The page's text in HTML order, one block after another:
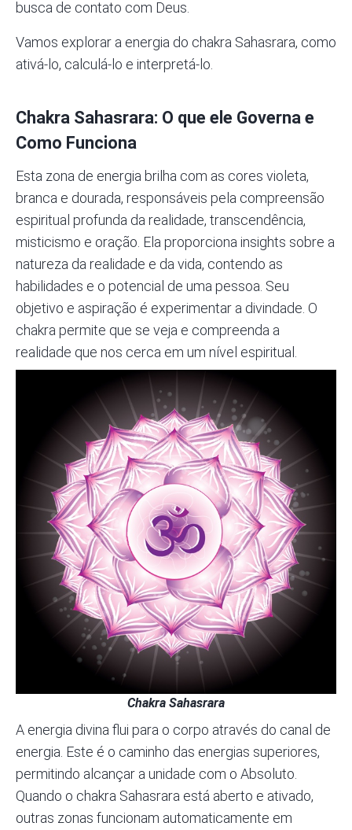
busca de contato com Deus.
Vamos explorar a energia do chakra Sahasrara, como
ativá-lo, calculá-lo e interpretá-lo.
Chakra Sahasrara: O que ele Governa e
Como Funciona
Esta zona de energia brilha com as cores violeta,
branca e dourada, responsáveis pela compreensão
espiritual profunda da realidade, transcendência,
misticismo e oração. Ela proporciona insights sobre a
natureza da realidade e da vida, contendo as
habilidades e o potencial de uma pessoa. Seu
objetivo e aspiração é experimentar a divindade. O
chakra permite que se veja e compreenda a
realidade que nos cerca em um nível espiritual.
Chakra Sahasrara
A energia divina flui para o corpo através do canal de
energia. Este é o caminho das energias superiores,
permitindo alcançar a unidade com o Absoluto.
Quando o chakra Sahasrara está aberto e ativado,
outras zonas funcionam automaticamente em